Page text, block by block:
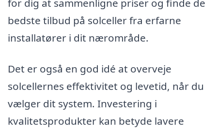
for dig at sammenligne priser og finde de
bedste tilbud på solceller fra erfarne
installatører i dit nærområde.
Det er også en god idé at overveje
solcellernes effektivitet og levetid, når du
vælger dit system. Investering i
kvalitetsprodukter kan betyde lavere